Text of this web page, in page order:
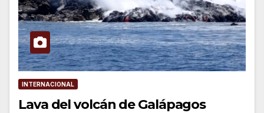
INTERNACIONAL
Lava del volcán de Galápagos